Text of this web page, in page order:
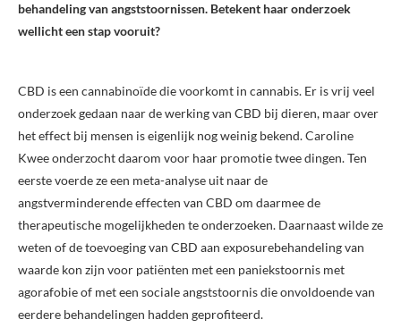
behandeling van angststoornissen. Betekent haar onderzoek
wellicht een stap vooruit?
CBD is een cannabinoïde die voorkomt in cannabis. Er is vrij veel
onderzoek gedaan naar de werking van CBD bij dieren, maar over
het effect bij mensen is eigenlijk nog weinig bekend. Caroline
Kwee onderzocht daarom voor haar promotie twee dingen. Ten
eerste voerde ze een meta-analyse uit naar de
angstverminderende effecten van CBD om daarmee de
therapeutische mogelijkheden te onderzoeken. Daarnaast wilde ze
weten of de toevoeging van CBD aan exposurebehandeling van
waarde kon zijn voor patiënten met een paniekstoornis met
agorafobie of met een sociale angststoornis die onvoldoende van
eerdere behandelingen hadden geprofiteerd.